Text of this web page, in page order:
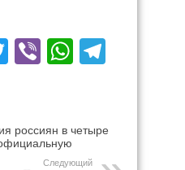
Twitter
Viber
россиян в четыре
Следующий